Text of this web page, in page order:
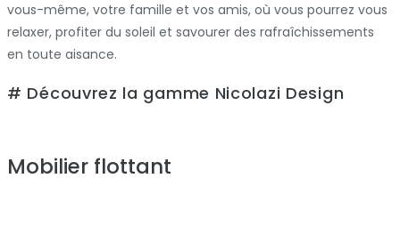
vous-même, votre famille et vos amis, où vous pourrez vous
relaxer, profiter du soleil et savourer des rafraîchissements
en toute aisance.
# Découvrez la gamme Nicolazi Design
Mobilier flottant